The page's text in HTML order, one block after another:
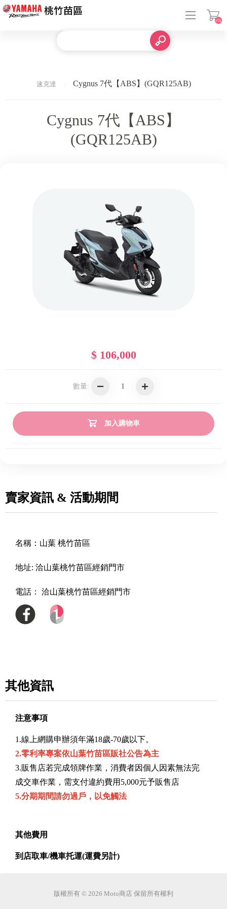
(0)
速克達 Cygnus 7代【ABS】(GQR125AB)
Cygnus 7代【ABS】
(GQR125AB)
$ 106,000
數量:
加入購物車
賣家資訊 & 活動期間
名稱： 山葉 桃竹苗區
地址: 洽山葉桃竹苗區經銷門市
電話： 洽山葉桃竹苗區經銷門市
其他資訊
注意事項
1.線上網購申辦須年滿18歲-70歲以下。
2.零利率專案依山葉竹苗區販社公告為主
3.販售店若完成領牌作業，消費者因個人因素無法完
成交車作業，需支付違約費用5,000元予販售店
5.分期期間請勿過戶，以免觸法
其他費用
到店取車/機車托運(運費另計)
版權所有 © 2026 Moto商店 保留所有權利